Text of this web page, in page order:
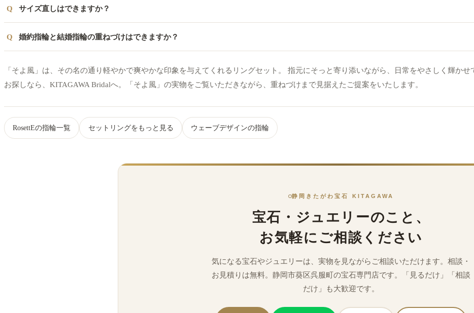
サイズ直しはできますか？
婚約指輪と結婚指輪の重ねづけはできますか？
「そよ風」は、その名の通り軽やかで爽やかな印象を与えてくれるリングセット。 指元にそっと寄り添いながら、日常をやさしく輝か
お探しなら、KITAGAWA Bridalへ。「そよ風」の実物をご覧いただきながら、重ねづけまで見据えたご提案をいたします。
RosettEの指輪一覧 セットリングをもっと見る ウェーブデザインの指輪
静岡きたがわ宝石 KITAGAWA
宝石・ジュエリーのこと、
お気軽にご相談ください
気になる宝石やジュエリーは、実物を見ながらご相談いただけます。相談・
お見積りは無料。静岡市葵区呉服町の宝石専門店です。「見るだけ」「相談
だけ」も大歓迎です。